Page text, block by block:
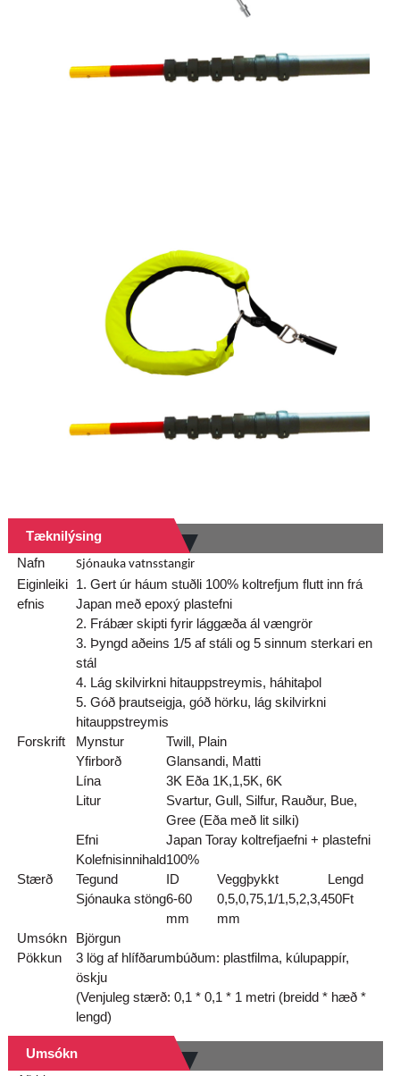
Tæknilýsing
Nafn
Sjónauka vatnsstangir
Eiginleiki
efnis
1. Gert úr háum stuðli 100% koltrefjum flutt inn frá
Japan með epoxý plastefni
2. Frábær skipti fyrir lággæða ál vængrör
3. Þyngd aðeins 1/5 af stáli og 5 sinnum sterkari en
stál
4. Lág skilvirkni hitauppstreymis, háhitaþol
5. Góð þrautseigja, góð hörku, lág skilvirkni
hitauppstreymis
Forskrift
Mynstur
Twill, Plain
Yfirborð
Glansandi, Matti
Lína
3K Eða 1K,1,5K, 6K
Litur
Svartur, Gull, Silfur, Rauður, Bue,
Gree (Eða með lit silki)
Efni
Japan Toray koltrefjaefni + plastefni
Kolefnisinnihald100%
Stærð
Tegund ID Veggþykkt
Lengd
Sjónauka stöng6-60
mm
0,5,0,75,1/1,5,2,3,4
mm
50Ft
Umsókn
Björgun
Pökkun
3 lög af hlífðarumbúðum: plastfilma, kúlupappír,
öskju
(Venjuleg stærð: 0,1 * 0,1 * 1 metri (breidd * hæð *
lengd)
Umsókn